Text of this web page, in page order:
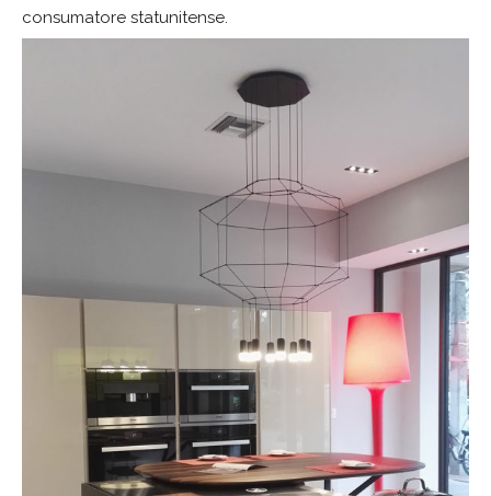
consumatore statunitense.